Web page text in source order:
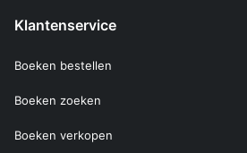
Klantenservice
Boeken bestellen
Boeken zoeken
Boeken verkopen